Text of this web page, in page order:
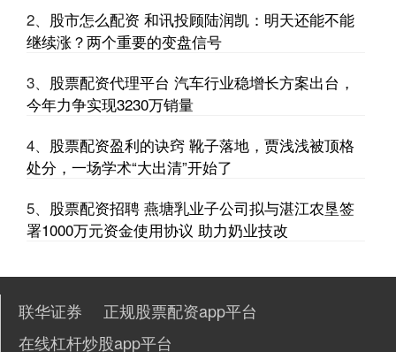
股票配资平台官方版 快讯：恒生指数跌0.85% 恒生科指跌1.40% 黄
金股普跌 金叶国际集团上市首日高开500%
今日港股三大指数集体低开，恒生指数跌0.85%，报26523.89点，恒
生科指跌1.40%，国企指数跌0.94%。盘面上
推荐配资平台 九毛九于10月9日耗资约100.09万港元回购48.4万股
在线杠杆炒股app平台 2026-06-24
九毛九（09922）公布，2025年10月9日耗资约100.09万港元回购
48.4万股股份。 【免责声明】本文仅代表作者
精准赋能
在线杠杆炒股app平台
2026-05-29
7月2日，全球电子商务平台eBay在广州举办“亿启新程，贝赢未来”年
度汽配出海大会。大会聚焦“拓展欧洲市场”这一核心议题
2、 股市怎么配资 和讯投顾陆润凯：明天还能不能
继续涨？两个重要的变盘信号
3、 股票配资代理平台 汽车行业稳增长方案出台，
今年力争实现3230万销量
4、 股票配资盈利的诀窍 靴子落地，贾浅浅被顶格
处分，一场学术“大出清”开始了
5、 股票配资招聘 燕塘乳业子公司拟与湛江农垦签
署1000万元资金使用协议 助力奶业技改
联华证券
正规股票配资app平台
在线杠杆炒股app平台